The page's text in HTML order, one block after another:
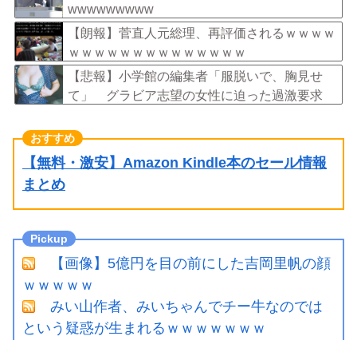
wwwwwwwww
【朗報】菅直人元総理、再評価されるｗｗｗｗ
ｗｗｗｗｗｗｗｗｗｗｗｗｗｗ
【悲報】小学館の編集者「服脱いで、胸見せ
て」 グラビア志望の女性に迫った過激要求
【無料・激安】Amazon Kindle本のセール情報
まとめ
【画像】5億円を目の前にした吉岡里帆の顔
ｗｗｗｗｗ
みい山作者、みいちゃんでチー牛なのでは
という疑惑が生まれるｗｗｗｗｗｗｗ